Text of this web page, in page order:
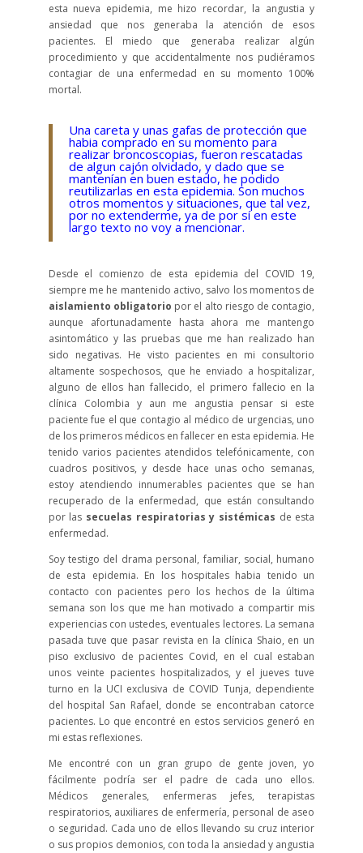
esta nueva epidemia, me hizo recordar, la angustia y
ansiedad que nos generaba la atención de esos
pacientes. El miedo que generaba realizar algún
procedimiento y que accidentalmente nos pudiéramos
contagiar de una enfermedad en su momento 100%
mortal.
Una careta y unas gafas de protección que
habia comprado en su momento para
realizar broncoscopias, fueron rescatadas
de algun cajón olvidado, y dado que se
mantenían en buen estado, he podido
reutilizarlas en esta epidemia. Son muchos
otros momentos y situaciones, que tal vez,
por no extenderme, ya de por sí en este
largo texto no voy a mencionar.
Desde el comienzo de esta epidemia del COVID 19,
siempre me he mantenido activo, salvo los momentos de
aislamiento obligatorio por el alto riesgo de contagio,
aunque afortunadamente hasta ahora me mantengo
asintomático y las pruebas que me han realizado han
sido negativas. He visto pacientes en mi consultorio
altamente sospechosos, que he enviado a hospitalizar,
alguno de ellos han fallecido, el primero fallecio en la
clínica Colombia y aun me angustia pensar si este
paciente fue el que contagio al médico de urgencias, uno
de los primeros médicos en fallecer en esta epidemia. He
tenido varios pacientes atendidos telefónicamente, con
cuadros positivos, y desde hace unas ocho semanas,
estoy atendiendo innumerables pacientes que se han
recuperado de la enfermedad, que están consultando
por las secuelas respiratorias y sistémicas de esta
enfermedad.
Soy testigo del drama personal, familiar, social, humano
de esta epidemia. En los hospitales habia tenido un
contacto con pacientes pero los hechos de la última
semana son los que me han motivado a compartir mis
experiencias con ustedes, eventuales lectores. La semana
pasada tuve que pasar revista en la clínica Shaio, en un
piso exclusivo de pacientes Covid, en el cual estaban
unos veinte pacientes hospitalizados, y el jueves tuve
turno en la UCI exclusiva de COVID Tunja, dependiente
del hospital San Rafael, donde se encontraban catorce
pacientes. Lo que encontré en estos servicios generó en
mi estas reflexiones.
Me encontré con un gran grupo de gente joven, yo
fácilmente podría ser el padre de cada uno ellos.
Médicos generales, enfermeras jefes, terapistas
respiratorios, auxiliares de enfermería, personal de aseo
o seguridad. Cada uno de ellos llevando su cruz interior
o sus propios demonios, con toda la ansiedad y angustia